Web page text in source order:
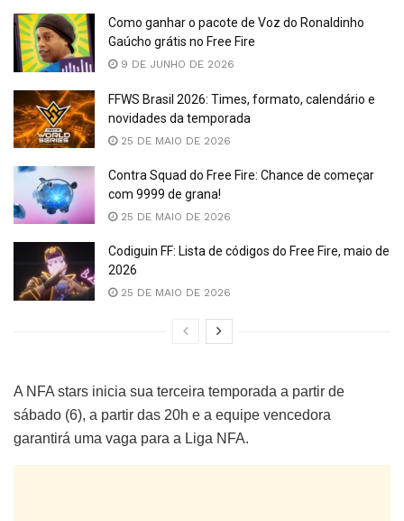
Como ganhar o pacote de Voz do Ronaldinho
Gaúcho grátis no Free Fire
9 DE JUNHO DE 2026
FFWS Brasil 2026: Times, formato, calendário e
novidades da temporada
25 DE MAIO DE 2026
Contra Squad do Free Fire: Chance de começar
com 9999 de grana!
25 DE MAIO DE 2026
Codiguin FF: Lista de códigos do Free Fire, maio de
2026
25 DE MAIO DE 2026
A NFA stars inicia sua terceira temporada a partir de
sábado (6), a partir das 20h e a equipe vencedora
garantirá uma vaga para a Liga NFA.